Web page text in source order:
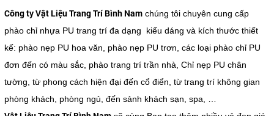
Công ty Vật Liệu Trang Trí Bình Namchúng tôi chuyên cung cấp
phào chỉ nhựa PU trang trí đa dạng kiểu dáng và kích thước thiết
kế: phào nẹp PU hoa văn, phào nẹp PU trơn, các loại phào chỉ PU
đơn đến có màu sắc, phào trang trí trần nhà, Chỉ nẹp PU chân
tường, từ phong cách hiện đại đến cổ điển, từ trang trí không gian
phòng khách, phòng ngủ, đến sảnh khách sạn, spa, …